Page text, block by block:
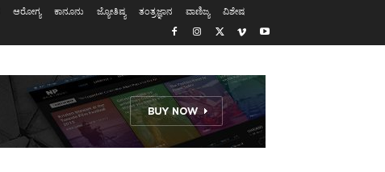
ಆರೋಗ್ಯ ಕಾನೂನು ಜ್ಯೋತಿಷ್ಯ ತಂತ್ರಜ್ಞಾನ ವಾಣಿಜ್ಯ ವಿಶೇಷ